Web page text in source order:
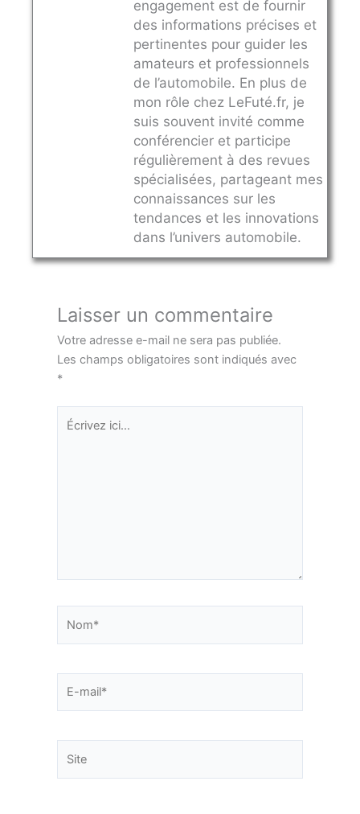
engagement est de fournir
des informations précises et
pertinentes pour guider les
amateurs et professionnels
de l’automobile. En plus de
mon rôle chez LeFuté.fr, je
suis souvent invité comme
conférencier et participe
régulièrement à des revues
spécialisées, partageant mes
connaissances sur les
tendances et les innovations
dans l’univers automobile.
Laisser un commentaire
Votre adresse e-mail ne sera pas publiée.
Les champs obligatoires sont indiqués avec
*
Écrivez